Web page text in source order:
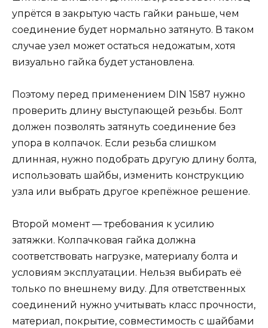
упрётся в закрытую часть гайки раньше, чем
соединение будет нормально затянуто. В таком
случае узел может остаться недожатым, хотя
визуально гайка будет установлена.
Поэтому перед применением DIN 1587 нужно
проверить длину выступающей резьбы. Болт
должен позволять затянуть соединение без
упора в колпачок. Если резьба слишком
длинная, нужно подобрать другую длину болта,
использовать шайбы, изменить конструкцию
узла или выбрать другое крепёжное решение.
Второй момент — требования к усилию
затяжки. Колпачковая гайка должна
соответствовать нагрузке, материалу болта и
условиям эксплуатации. Нельзя выбирать её
только по внешнему виду. Для ответственных
соединений нужно учитывать класс прочности,
материал, покрытие, совместимость с шайбами